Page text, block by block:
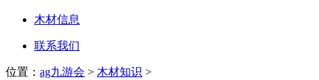
木材信息
联系我们
位置： ag九游会 > 木材知识 >